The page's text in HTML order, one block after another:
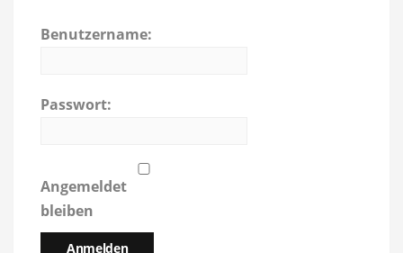
Benutzername:
Passwort:
Angemeldet
bleiben
Anmelden